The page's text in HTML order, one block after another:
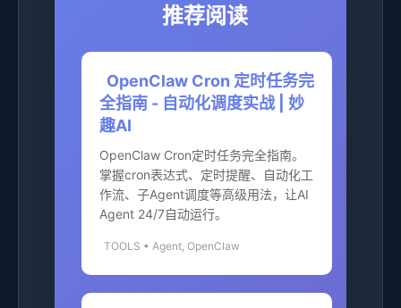
推荐阅读
OpenClaw Cron 定时任务完
全指南 - 自动化调度实战 | 妙
趣AI
OpenClaw Cron定时任务完全指南。
掌握cron表达式、定时提醒、自动化工
作流、子Agent调度等高级用法，让AI
Agent 24/7自动运行。
TOOLS • Agent, OpenClaw